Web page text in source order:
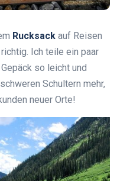
Rucksack auf Reisen
Ich teile ein paar
so leicht und
Schultern mehr,
neuer Orte!